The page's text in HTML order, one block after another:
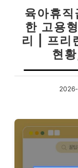
육아휴
한 고용
리 | 프리
현